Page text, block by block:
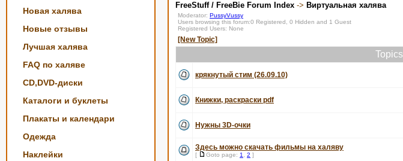
Новая халява
Новые отзывы
Лучшая халява
FAQ по халяве
CD,DVD-диски
Каталоги и буклеты
Плакаты и календари
Одежда
Наклейки
FreeStuff / FreeBie Forum Index -> Виртуальная халява
Moderator: PussyVussy
Users browsing this forum:0 Registered, 0 Hidden and 1 Guest
Registered Users: None
[New Topic]
Topics
крякнутый стим (26.09.10)
Книжки, раскраски pdf
Нужны 3D-очки
Здесь можно скачать фильмы на халяву
[ Goto page: 1 2 ]